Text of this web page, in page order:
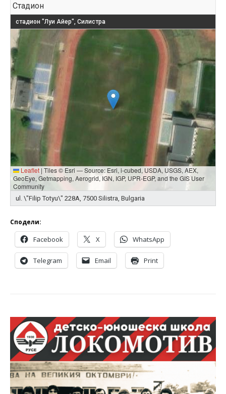
Стадион
стадион "Луи Айер", Силистра
Leaflet | Tiles © Esri — Source: Esri, i-cubed, USDA, USGS, AEX,
GeoEye, Getmapping, Aerogrid, IGN, IGP, UPR-EGP, and the GIS User
Community
ul. \"Filip Totyu\" 228А, 7500 Silistra, Bulgaria
Сподели:
Facebook X WhatsApp
Telegram Email Print